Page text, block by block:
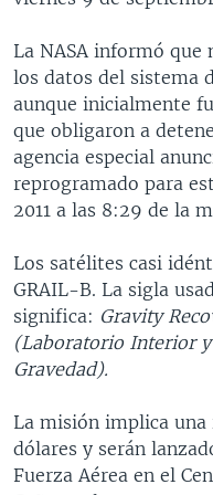
ENTRETENIMIENTO Y
TECNOLOGÍA
DEPORTES
CIENCIA Y SALUD
FOTOGRAFÍA
AUDIOS
PROGRAMAS TV
EL MUNDO AL DÍA
FORO
VISIÓN 360
LAS CLAVES
RADIO
AVANCE INFORMATIVO
AUDIONOTICIAS
BUENOS DÍAS AMÉRICA
EL MUNDO AL DÍA
FORO [RADIO]
DEPORTIVO
ENTRETENIMIENTO
DIRECT
DOCUMENTALES DE LA
Learning English
Idiomas
La NASA informó que
los datos del sistema
aunque inicialmente
que obligaron a
agencia especial
reprogramado para
2011 a las 8:29 de la
Los satélites casi
GRAIL-B. La sigla
significa: Gravity
(Laboratorio Interior y
Gravedad).
La misión implica
dólares y serán
Fuerza Aérea en el